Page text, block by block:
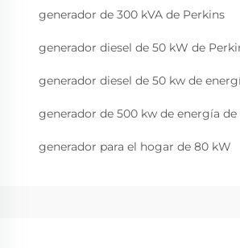
generador de 300 kVA de Perkins
generador diesel de 50 kW de
generador diesel de 50 kw de
generador de 500 kw de energía de
generador para el hogar de 80 kW